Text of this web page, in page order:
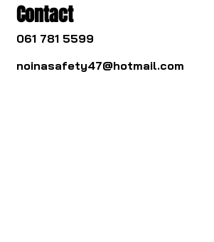
Contact
061 781 5599
noinasafety47@hotmail.com